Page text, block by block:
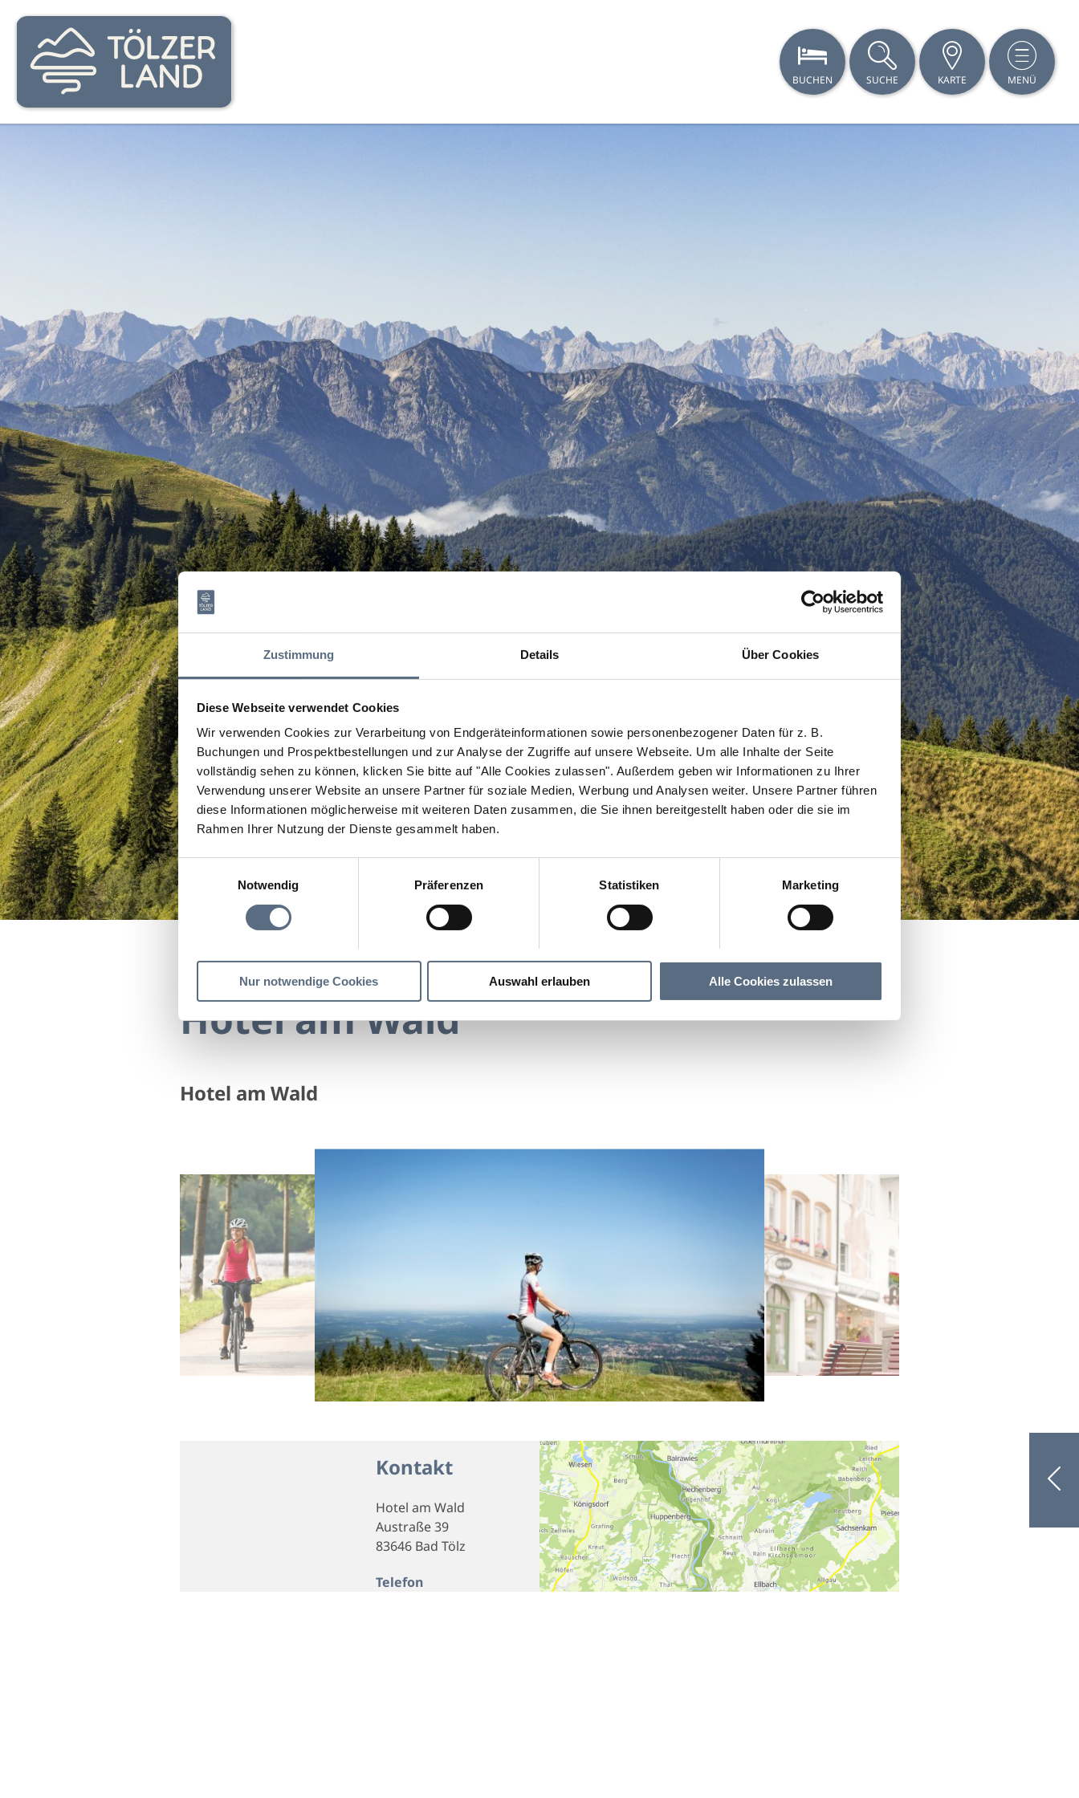
Zustimmung Details Über Cookies
Diese Webseite verwendet Cookies
Wir verwenden Cookies zur Verarbeitung von Endgeräteinformationen sowie personenbezogener Daten für z. B.
Buchungen und Prospektbestellungen und zur Analyse der Zugriffe auf unsere Webseite. Um alle Inhalte der Seite
vollständig sehen zu können, klicken Sie bitte auf "Alle Cookies zulassen". Außerdem geben wir Informationen zu Ihrer
Verwendung unserer Website an unsere Partner für soziale Medien, Werbung und Analysen weiter. Unsere Partner führen
diese Informationen möglicherweise mit weiteren Daten zusammen, die Sie ihnen bereitgestellt haben oder die sie im
Rahmen Ihrer Nutzung der Dienste gesammelt haben.
Einwilligungsauswahl
Notwendig
Präferenzen Statistiken Marketing
Nur notwendige Cookies Auswahl erlauben Alle Cookies zulassen
BUCHEN SUCHE KARTE MENÜ
Hotel am Wald
Hotel am Wald
Kontakt
Hotel am Wald
Austraße 39
83646 Bad Tölz
Telefon